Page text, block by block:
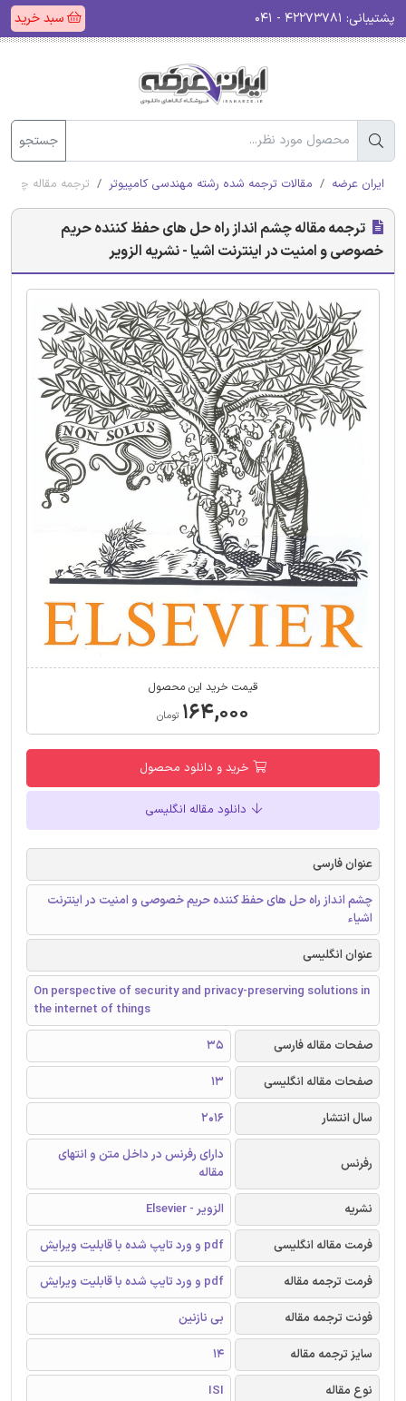
پشتیبانی: سبد خرید
جستجو
ایران عرضه مقالات ترجمه شده رشته مهندسی کامپیوتر ترجمه مقاله چشم
ترجمه مقاله چشم انداز راه حل های حفظ کننده حریم
خصوصی و امنیت در اینترنت اشیا - نشریه الزویر
قیمت خرید این محصول
۱۶۴,۰۰۰ تومان
خرید و دانلود محصول
دانلود مقاله انگلیسی
عنوان فارسی
چشم انداز راه حل های حفظ کننده حریم خصوصی و امنیت در اینترنت
اشیاء
عنوان انگلیسی
On perspective of security and privacy-preserving solutions in
the internet of things
صفحات مقاله فارسی
35
صفحات مقاله انگلیسی
13
سال انتشار
2016
رفرنس
دارای رفرنس در داخل متن و انتهای
مقاله
نشریه
الزویر - Elsevier
فرمت مقاله انگلیسی
pdf و ورد تایپ شده با قابلیت ویرایش
فرمت ترجمه مقاله
pdf و ورد تایپ شده با قابلیت ویرایش
فونت ترجمه مقاله
بی نازنین
سایز ترجمه مقاله
14
نوع مقاله
ISI